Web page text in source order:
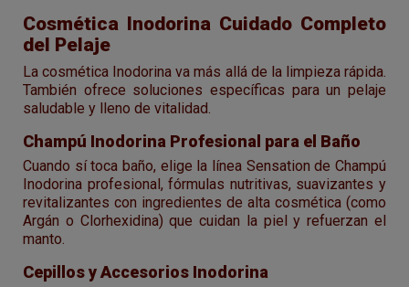
Cosmética Inodorina Cuidado Completo
del Pelaje
La cosmética Inodorina va más allá de la limpieza rápida.
También ofrece soluciones específicas para un pelaje
saludable y lleno de vitalidad.
Champú Inodorina Profesional para el Baño
Cuando sí toca baño, elige la línea Sensation de Champú
Inodorina profesional, fórmulas nutritivas, suavizantes y
revitalizantes con ingredientes de alta cosmética (como
Argán o Clorhexidina) que cuidan la piel y refuerzan el
manto.
Cepillos y Accesorios Inodorina